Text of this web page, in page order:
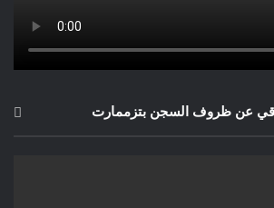
عن ظروف السجن بتزممارت